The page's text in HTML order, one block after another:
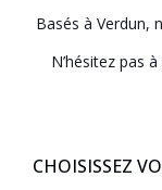
Basés à Verdun,
N’hésitez pas
CHOISISSEZ